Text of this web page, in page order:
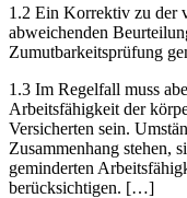
1.2 Ein Korrektiv zu der
abweichenden
Zumutbarkeitsprüfung
1.3 Im Regelfall muss
Arbeitsfähigkeit der
Versicherten sein.
Zusammenhang stehen,
geminderten
berücksichtigen. […]